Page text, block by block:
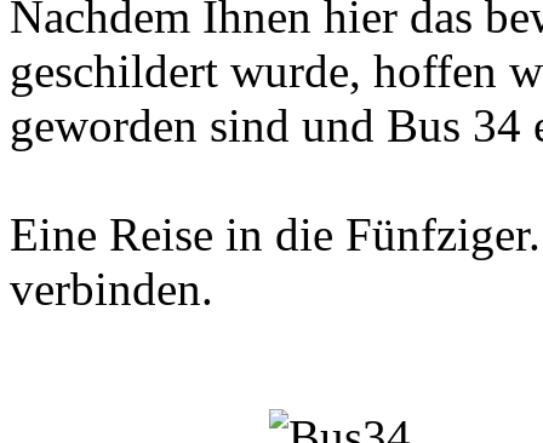
Nachdem Ihnen hier das
geschildert wurde, hoffen
geworden sind und Bus 34
Eine Reise in die
verbinden.